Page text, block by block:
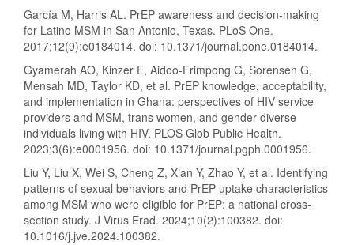
García M, Harris AL. PrEP awareness and decision-making
for Latino MSM in San Antonio, Texas. PLoS One.
2017;12(9):e0184014. doi: 10.1371/journal.pone.0184014.
Gyamerah AO, Kinzer E, Aidoo-Frimpong G, Sorensen G,
Mensah MD, Taylor KD, et al. PrEP knowledge, acceptability,
and implementation in Ghana: perspectives of HIV service
providers and MSM, trans women, and gender diverse
individuals living with HIV. PLOS Glob Public Health.
2023;3(6):e0001956. doi: 10.1371/journal.pgph.0001956.
Liu Y, Liu X, Wei S, Cheng Z, Xian Y, Zhao Y, et al. Identifying
patterns of sexual behaviors and PrEP uptake characteristics
among MSM who were eligible for PrEP: a national cross-
section study. J Virus Erad. 2024;10(2):100382. doi:
10.1016/j.jve.2024.100382.